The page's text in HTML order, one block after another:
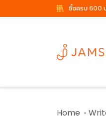
ซื้อครบ 600
Home